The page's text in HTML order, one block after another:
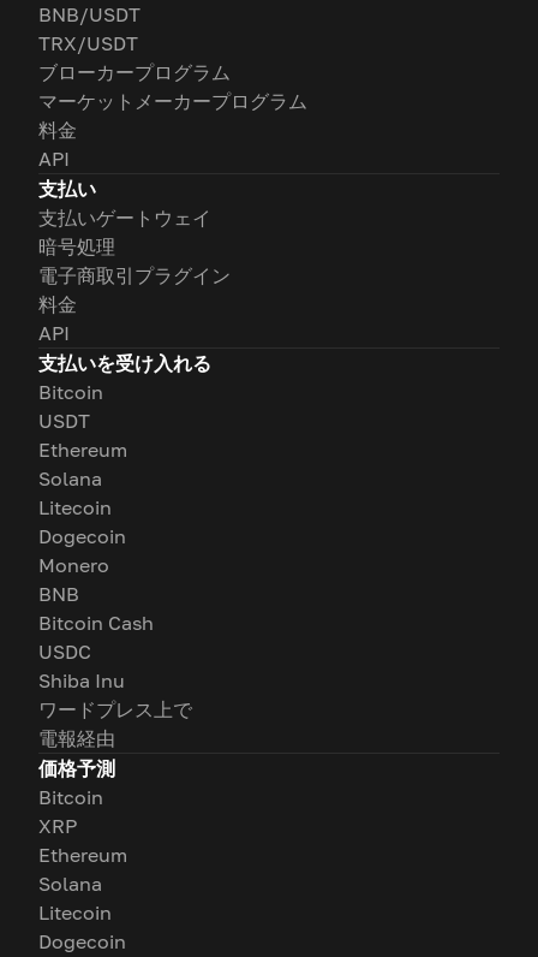
BNB/USDT
TRX/USDT
ブローカープログラム
マーケットメーカープログラム
料金
API
支払い
支払いゲートウェイ
暗号処理
電子商取引プラグイン
料金
API
支払いを受け入れる
Bitcoin
USDT
Ethereum
Solana
Litecoin
Dogecoin
Monero
BNB
Bitcoin Cash
USDC
Shiba Inu
ワードプレス上で
電報経由
価格予測
Bitcoin
XRP
Ethereum
Solana
Litecoin
Dogecoin